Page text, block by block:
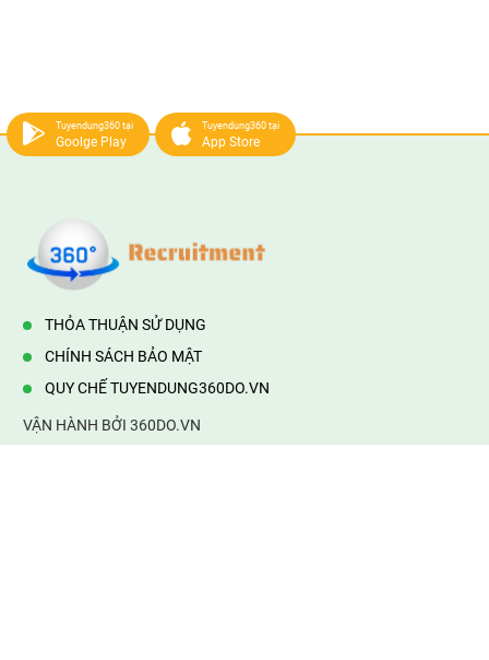
Tuyendung360 tại
Goolge Play
Tuyendung360 tại
App Store
THỎA THUẬN SỬ DỤNG
CHÍNH SÁCH BẢO MẬT
QUY CHẾ TUYENDUNG360DO.VN
VẬN HÀNH BỞI 360DO.VN